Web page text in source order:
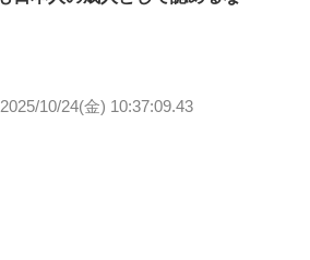
2025/10/24(金) 10:37:09.43